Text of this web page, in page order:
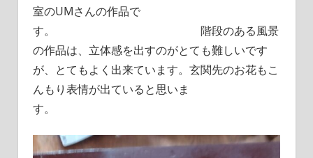
ス・室のUMさんの作品で
す。 階段のある風景
の作品は、立体感を出すのがとても難しいです
が、とてもよく出来ています。玄関先のお花もこ
んもり表情が出ていると思いま
す。